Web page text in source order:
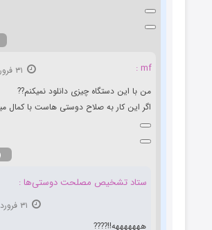
mf :
من با این دستگاه چیزی دانلود نمیکنم??
اگر این کار به صلاح دوستی هاست با کمال
ستاد تشخیص مصلحت دوستی‌ها :
هههههههه!!????